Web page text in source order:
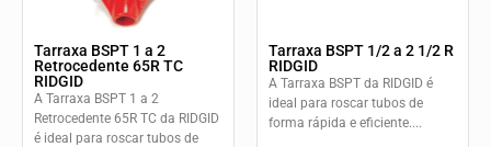
Tarraxa BSPT 1 a 2
Retrocedente 65R TC
RIDGID
A Tarraxa BSPT 1 a 2
Retrocedente 65R TC da RIDGID
é ideal para roscar tubos de
Tarraxa BSPT 1/2 a 2 1/2 R
RIDGID
A Tarraxa BSPT da RIDGID é
ideal para roscar tubos de
forma rápida e eficiente....